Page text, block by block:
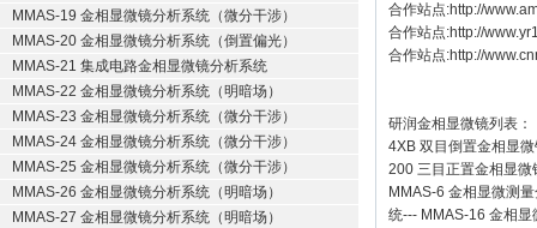
MMAS-19 金相显微镜分析系统（微分干涉）
MMAS-20 金相显微镜分析系统（倒置偏光）
MMAS-21 集成电路金相显微镜分析系统
MMAS-22 金相显微镜分析系统（明暗场）
MMAS-23 金相显微镜分析系统（微分干涉）
MMAS-24 金相显微镜分析系统（微分干涉）
MMAS-25 金相显微镜分析系统（微分干涉）
MMAS-26 金相显微镜分析系统（明暗场）
MMAS-27 金相显微镜分析系统（明暗场）
合作站点:http://
合作站点:http://
合作站点:http://
研润金相显微镜列表：
4XB 双目倒置金相显
200 三目正置金相显微
MMAS-6 金相显微测
统--- MMAS-16 金相显